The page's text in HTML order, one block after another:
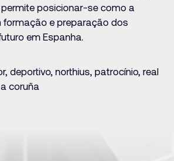
posicionar-se como a
formação e preparação dos
em Espanha.
, deportivo, northius, patrocínio, real
coruña